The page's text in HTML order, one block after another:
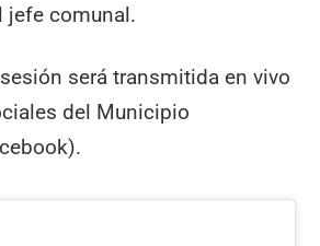
jefe comunal.
será transmitida en vivo
del Municipio